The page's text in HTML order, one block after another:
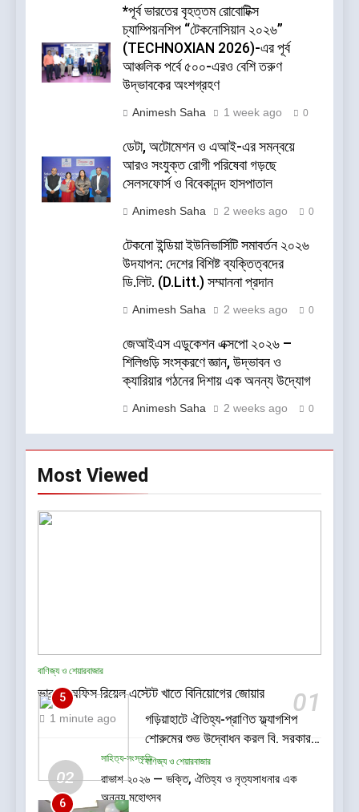
*পূর্ব ভারতের বৃহত্তম রোবোটিক্স
চ্যাম্পিয়নশিপ “টেকনোসিয়ান ২০২৬”
(TECHNOXIAN 2026)-এর পূর্ব
আঞ্চলিক পর্বে ৫০০-এরও বেশি তরুণ
উদ্ভাবকের অংশগ্রহণ
Animesh Saha 1 week ago 0
ডেটা, অটোমেশন ও এআই-এর সমন্বয়ে
আরও সংযুক্ত রোগী পরিষেবা গড়ছে
সেলসফোর্স ও বিবেকানন্দ হাসপাতাল
Animesh Saha 2 weeks ago 0
টেকনো ইন্ডিয়া ইউনিভার্সিটি সমাবর্তন ২০২৬
উদযাপন: দেশের বিশিষ্ট ব্যক্তিত্বদের
ডি.লিট. (D.Litt.) সম্মাননা প্রদান
Animesh Saha 2 weeks ago 0
জেআইএস এডুকেশন এক্সপো ২০২৬ –
শিলিগুড়ি সংস্করণে জ্ঞান, উদ্ভাবন ও
ক্যারিয়ার গঠনের দিশায় এক অনন্য উদ্যোগ
Animesh Saha 2 weeks ago 0
Most Viewed
বাণিজ্য ও শেয়ারবাজার
ভারতে অফিস রিয়েল এস্টেট খাতে বিনিয়োগের জোয়ার 01
1 minute ago
02
সাহিত্য-সংস্কৃতি
রাভাশ ২০২৬ — ভক্তি, ঐতিহ্য ও নৃত্যসাধনার এক
অনন্য মহোৎসব
5
গড়িয়াহাটে ঐতিহ্য-প্রাণিত ফ্ল্যাগশিপ
শোরুমের শুভ উদ্বোধন করল বি. সরকার
জহুরী
বাণিজ্য ও শেয়ারবাজার
6